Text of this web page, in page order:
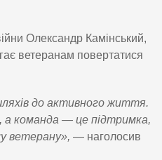
Олександр Камінський,
ветеранам повертатися
до активного життя.
а команда — це підтримка,
ветерану», — наголосив